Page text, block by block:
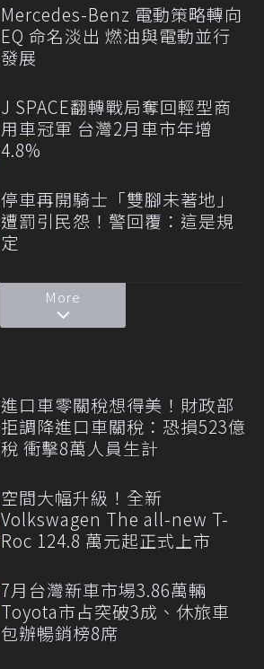
Mercedes-Benz 電動策略轉向
EQ 命名淡出 燃油與電動並行
發展
J SPACE翻轉戰局奪回輕型商
用車冠軍 台灣2月車市年增
4.8%
停車再開騎士「雙腳未著地」
遭罰引民怨！警回覆：這是規
定
More
進口車零關稅想得美！財政部
拒調降進口車關稅：恐損523億
稅 衝擊8萬人員生計
空間大幅升級！全新
Volkswagen The all-new T-
Roc 124.8 萬元起正式上市
7月台灣新車市場3.86萬輛
Toyota市占突破3成、休旅車
包辦暢銷榜8席